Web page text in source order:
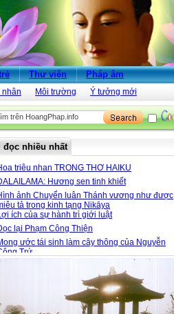
Thư viện Pháp âm
nhân Môi trường Ý tưởng mới
đọc nhiều nhất
triêu nhan TRONG THƠ HAIKU
Hương sen tinh khiết
ảnh Chuyển luân Thánh vương như được
tả trong kinh tạng Nikāya
ích của sự hành trì giới luật
lại Phạm Công Thiện
ước tái sinh làm cây thông của Nguyễn
Trứ
Cầu ngói Thanh Toàn - Nét đẹp kiến trúc giữa